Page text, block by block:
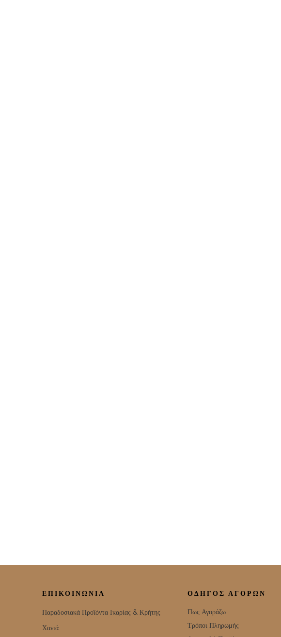
ΕΠΙΚΟΙΝΩΝΊΑ
Παραδοσιακά Προϊόντα Ικαρίας & Κρήτης
Χανιά
ΟΔΗΓΟΣ ΑΓΟΡΩΝ
Πως Αγοράζω
Τρόποι Πληρωμής